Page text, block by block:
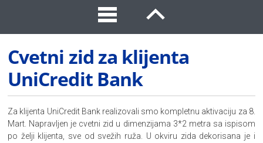
Cvetni zid za klijenta
UniCredit Bank
Za klijenta UniCredit Bank realizovali smo kompletnu aktivaciju za 8.
Mart. Napravljen je cvetni zid u dimenzijama 3*2 metra sa ispisom
po želji klijenta, sve od svežih ruža. U okviru zida dekorisana je i